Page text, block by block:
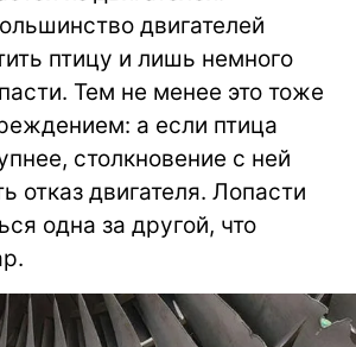
двигателей
птицу и лишь немного
Тем не менее это тоже
а если птица
столкновение с ней
отказ двигателя. Лопасти
одна за другой, что